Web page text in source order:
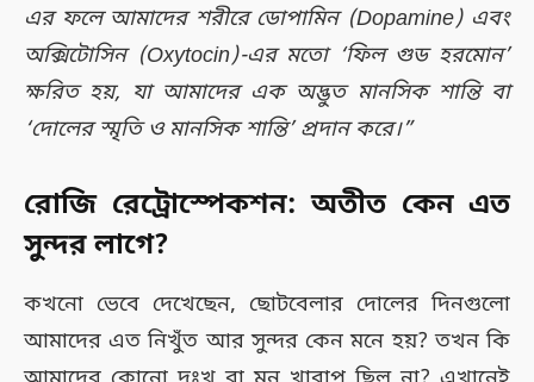
এর ফলে আমাদের শরীরে ডোপামিন (Dopamine) এবং
অক্সিটোসিন (Oxytocin)-এর মতো ‘ফিল গুড হরমোন’
ক্ষরিত হয়, যা আমাদের এক অদ্ভুত মানসিক শান্তি বা
‘দোলের স্মৃতি ও মানসিক শান্তি’ প্রদান করে।”
রোজি রেট্রোস্পেকশন: অতীত কেন এত
সুন্দর লাগে?
কখনো ভেবে দেখেছেন, ছোটবেলার দোলের দিনগুলো
আমাদের এত নিখুঁত আর সুন্দর কেন মনে হয়? তখন কি